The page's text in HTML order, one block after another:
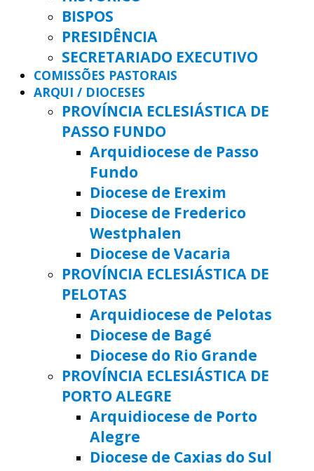
BISPOS
PRESIDÊNCIA
SECRETARIADO EXECUTIVO
COMISSÕES PASTORAIS
ARQUI / DIOCESES
PROVÍNCIA ECLESIÁSTICA DE
PASSO FUNDO
Arquidiocese de Passo
Fundo
Diocese de Erexim
Diocese de Frederico
Westphalen
Diocese de Vacaria
PROVÍNCIA ECLESIÁSTICA DE
PELOTAS
Arquidiocese de Pelotas
Diocese de Bagé
Diocese do Rio Grande
PROVÍNCIA ECLESIÁSTICA DE
PORTO ALEGRE
Arquidiocese de Porto
Alegre
Diocese de Caxias do Sul